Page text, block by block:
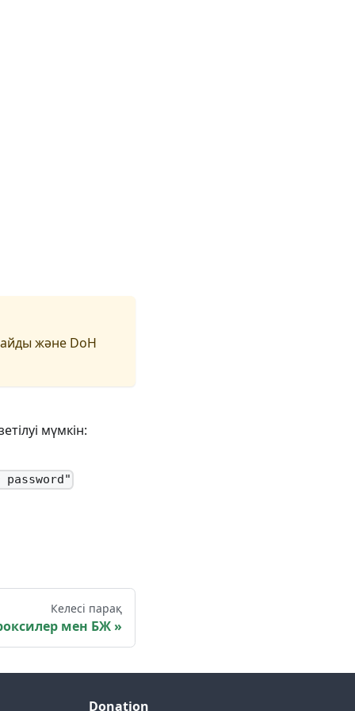
және DoH
мүмкін:
Келесі парақ
мен БЖ
Donation